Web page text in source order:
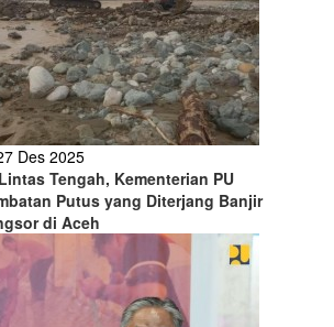
Des 2025
Tengah, Kementerian PU
Putus yang Diterjang Banjir
di Aceh